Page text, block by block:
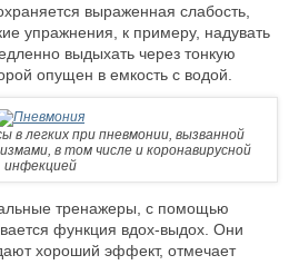
выраженная слабость,
упражнения, к примеру, надувать
выдыхать через тонкую
опущен в емкость с водой.
в легких при пневмонии, вызванной
в том числе и коронавирусной
инфекцией
тренажеры, с помощью
функция вдох-выдох. Они
хороший эффект, отмечает